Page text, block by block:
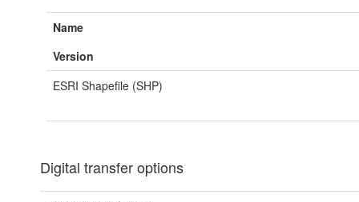
Name
Version
ESRI Shapefile (SHP)
Digital transfer options